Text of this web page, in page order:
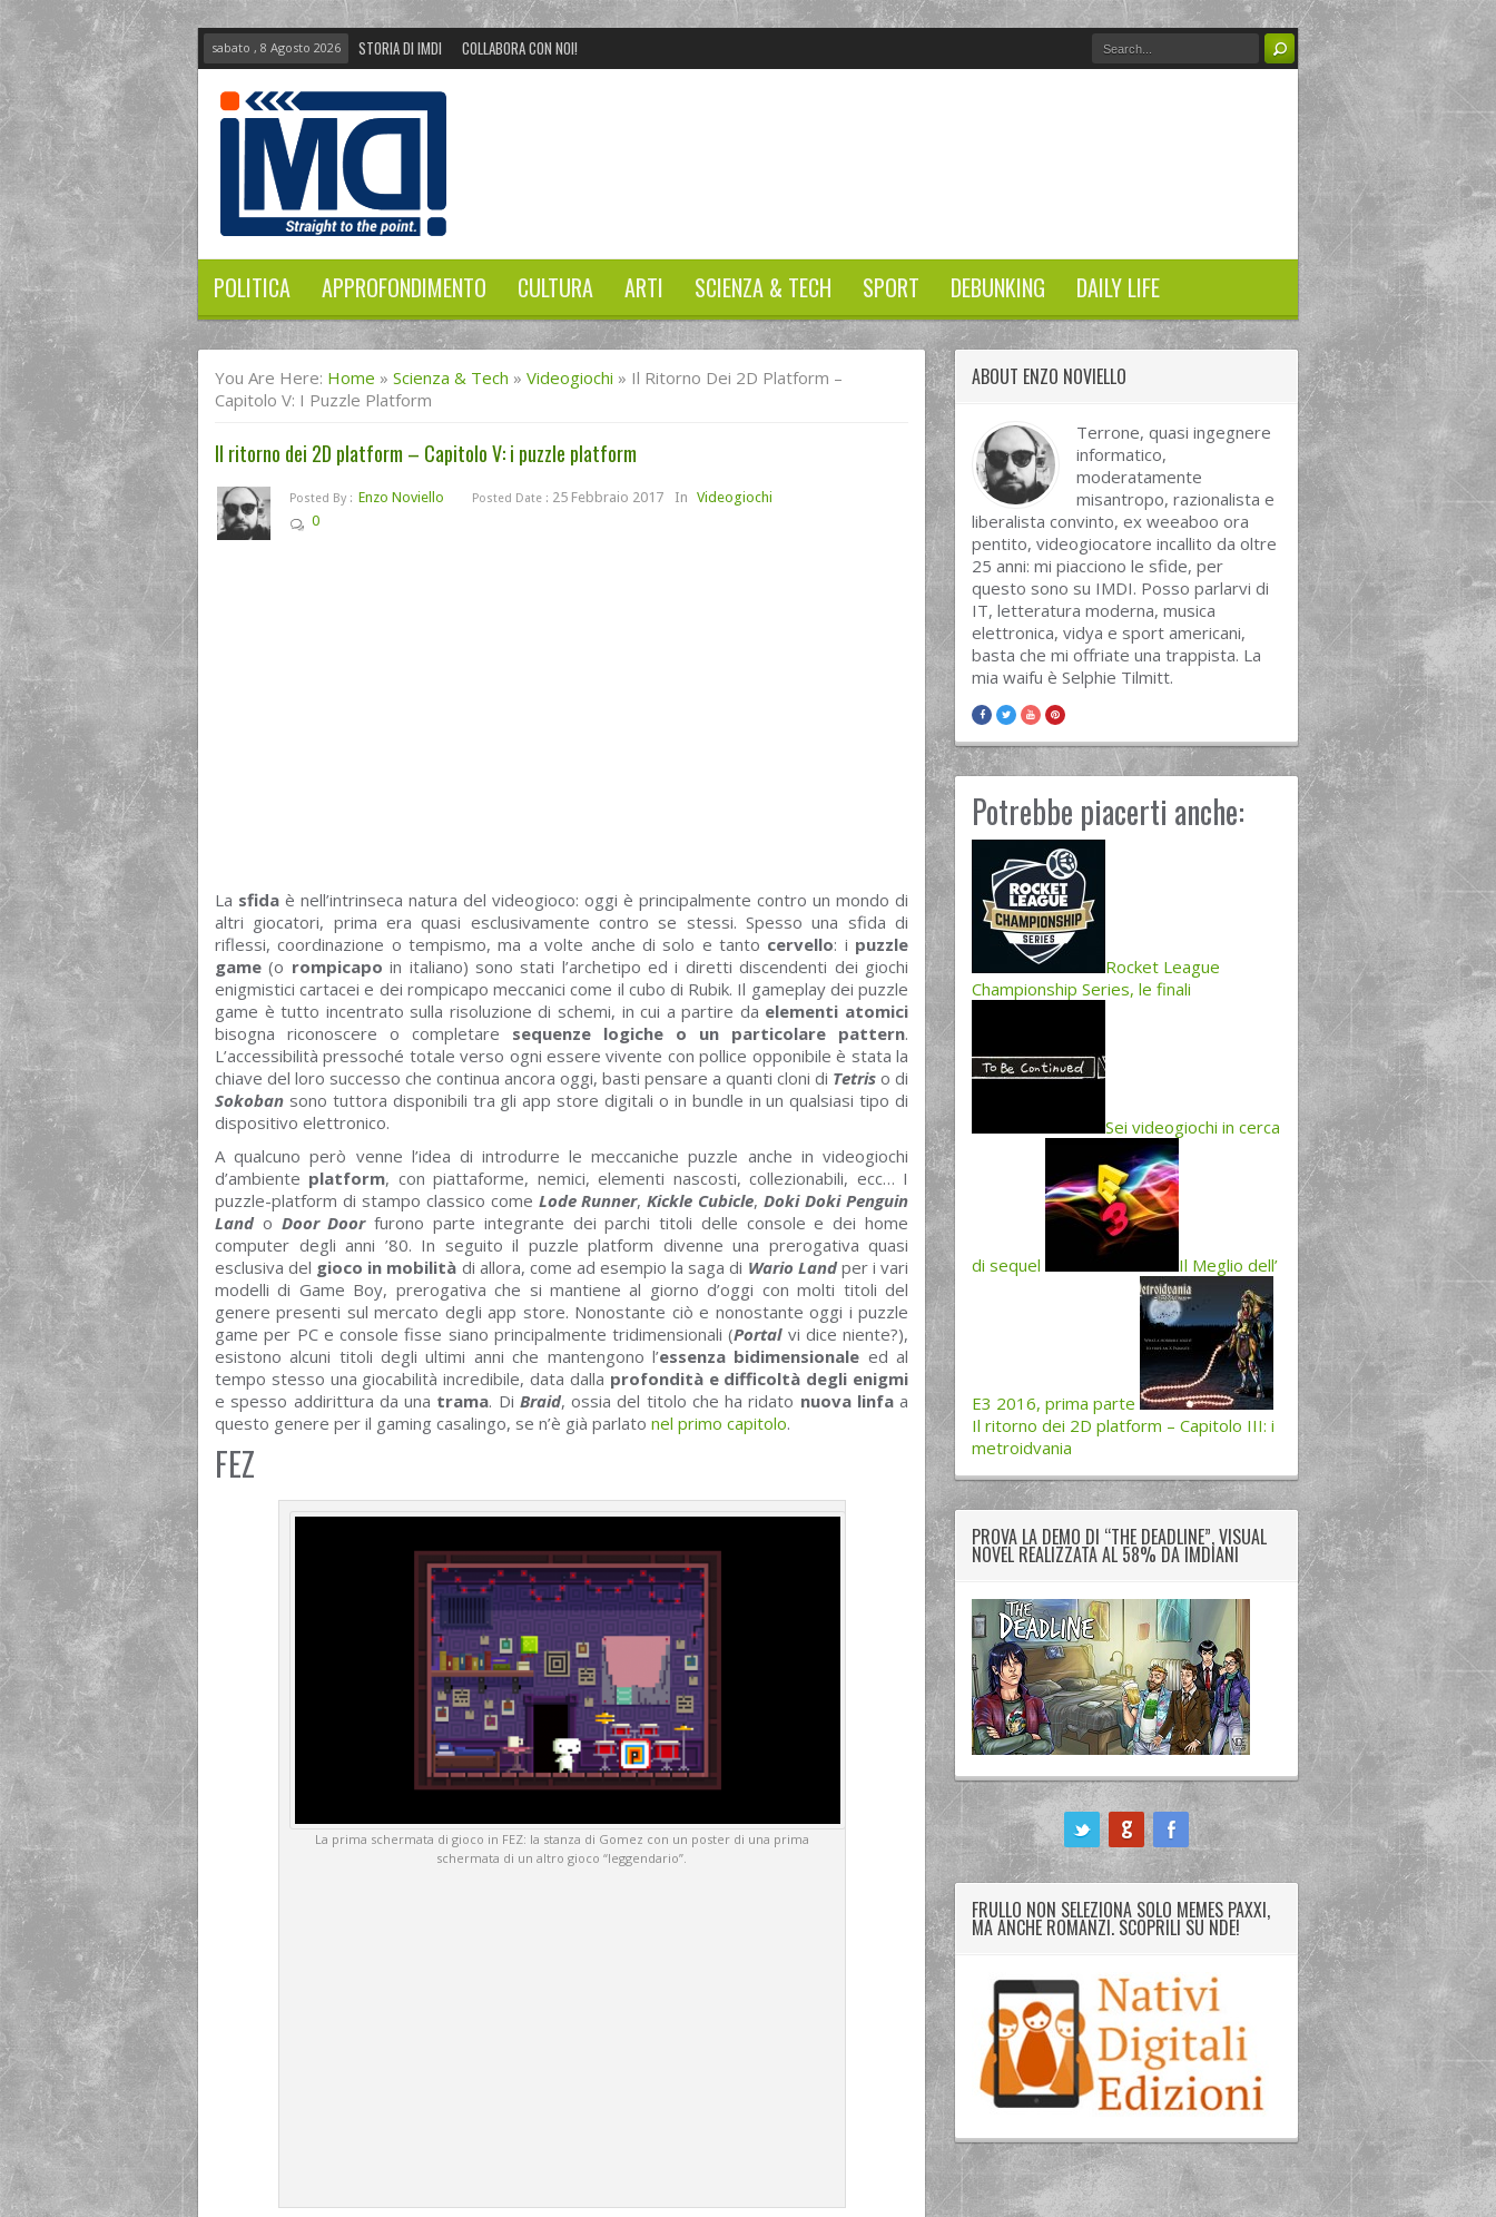
sabato , 8 Agosto 2026 STORIA DI IMDI COLLABORA CON NOI!
POLITICA APPROFONDIMENTO CULTURA ARTI SCIENZA & TECH SPORT DEBUNKING DAILY LIFE
You Are Here: Home » Scienza & Tech » Videogiochi » Il Ritorno Dei 2D Platform –
Capitolo V: I Puzzle Platform
Il ritorno dei 2D platform – Capitolo V: i puzzle platform
Posted By : Enzo Noviello Posted Date : 25 Febbraio 2017 In Videogiochi
0
La sfida è nell’intrinseca natura del videogioco: oggi è principalmente contro un mondo di
altri giocatori, prima era quasi esclusivamente contro se stessi. Spesso una sfida di
riflessi, coordinazione o tempismo, ma a volte anche di solo e tanto cervello: i puzzle
game (o rompicapo in italiano) sono stati l’archetipo ed i diretti discendenti dei giochi
enigmistici cartacei e dei rompicapo meccanici come il cubo di Rubik. Il gameplay dei puzzle
game è tutto incentrato sulla risoluzione di schemi, in cui a partire da elementi atomici
bisogna riconoscere o completare sequenze logiche o un particolare pattern.
L’accessibilità pressoché totale verso ogni essere vivente con pollice opponibile è stata la
chiave del loro successo che continua ancora oggi, basti pensare a quanti cloni di Tetris o di
Sokoban sono tuttora disponibili tra gli app store digitali o in bundle in un qualsiasi tipo di
dispositivo elettronico.
A qualcuno però venne l’idea di introdurre le meccaniche puzzle anche in videogiochi
d’ambiente platform, con piattaforme, nemici, elementi nascosti, collezionabili, ecc… I
puzzle-platform di stampo classico come Lode Runner,Kickle Cubicle,Doki Doki Penguin
Lando Door Doorfurono parte integrante dei parchi titoli delle console e dei home
computer degli anni ’80. In seguito il puzzle platform divenne una prerogativa quasi
esclusiva del gioco in mobilità di allora, come ad esempio la saga di Wario Landper i vari
modelli di Game Boy, prerogativa che si mantiene al giorno d’oggi con molti titoli del
genere presenti sul mercato degli app store. Nonostante ciò e nonostante oggi i puzzle
game per PC e console fisse siano principalmente tridimensionali (Portalvi dice niente?),
esistono alcuni titoli degli ultimi anni che mantengono l’essenza bidimensionale ed al
tempo stesso una giocabilità incredibile, data dalla profondità e difficoltà degli enigmi
e spesso addirittura da una trama. Di Braid, ossia del titolo che ha ridato nuova linfaa
questo genere per il gaming casalingo, se n’è già parlato nel primo capitolo.
FEZ
La prima schermata di gioco in FEZ: la stanza di Gomez con un poster di una prima
schermata di un altro gioco “leggendario”.
ABOUT ENZO NOVIELLO
Terrone, quasi ingegnere
informatico,
moderatamente
misantropo, razionalista e
liberalista convinto, ex weeaboo ora
pentito, videogiocatore incallito da oltre
25 anni: mi piacciono le sfide, per
questo sono su IMDI. Posso parlarvi di
IT, letteratura moderna, musica
elettronica, vidya e sport americani,
basta che mi offriate una trappista. La
mia waifu è Selphie Tilmitt.
Potrebbe piacerti anche:
Rocket League
Championship Series, le finali
Sei videogiochi in cerca
di sequel Il Meglio dell’
E3 2016, prima parte
Il ritorno dei 2D platform – Capitolo III: i
metroidvania
PROVA LA DEMO DI “THE DEADLINE”, VISUAL
NOVEL REALIZZATA AL 58% DA IMDIANI
twittergoogleplusfacebook
FRULLO NON SELEZIONA SOLO MEMES PAXXI,
MA ANCHE ROMANZI. SCOPRILI SU NDE!